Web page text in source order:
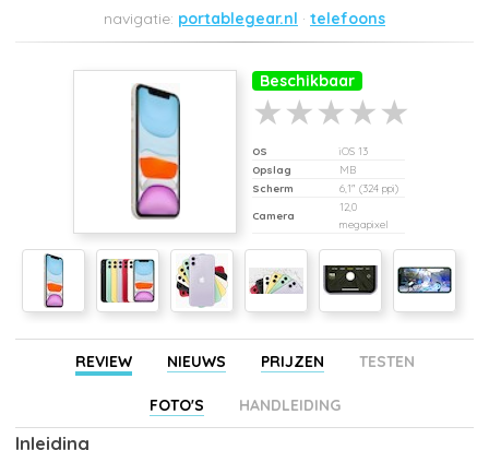
portablegear.nl telefoons
Beschikbaar
OS
iOS 13
Opslag
MB
Scherm
6,1" (324 ppi)
Camera
12,0
megapixel
REVIEW NIEUWS PRIJZEN TESTEN
FOTO'S HANDLEIDING
Inleiding